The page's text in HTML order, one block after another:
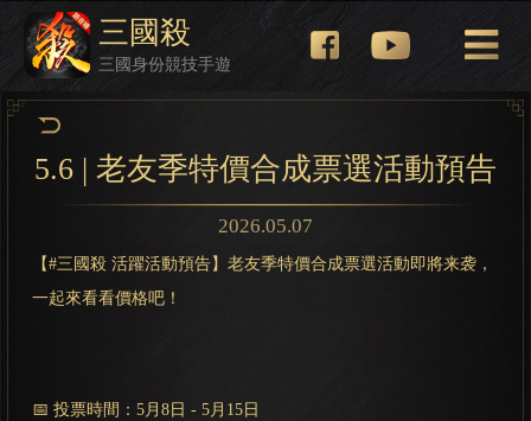
三國殺
三國身份競技手遊
5.6 | 老友季特價合成票選活動預告
2026.05.07
【#三國殺 活躍活動預告】老友季特價合成票選活動即將来袭，
一起來看看價格吧！
📅 投票時間：5月8日 - 5月15日